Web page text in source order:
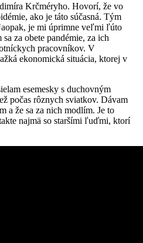
Krčméryho. Hovorí, že vo
ako je táto súčasná. Tým
je mi úprimne veľmi ľúto
za obete pandémie, za ich
pracovníkov. V
ekonomická situácia, ktorej v
esemesky s duchovným
počas rôznych sviatkov. Dávam
a že sa za nich modlím. Je to
najmä so staršími ľuďmi, ktorí